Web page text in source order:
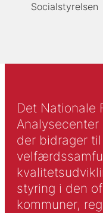
Socialstyrelsen
Det Nationale
der bidrager
styring i den
kommuner,